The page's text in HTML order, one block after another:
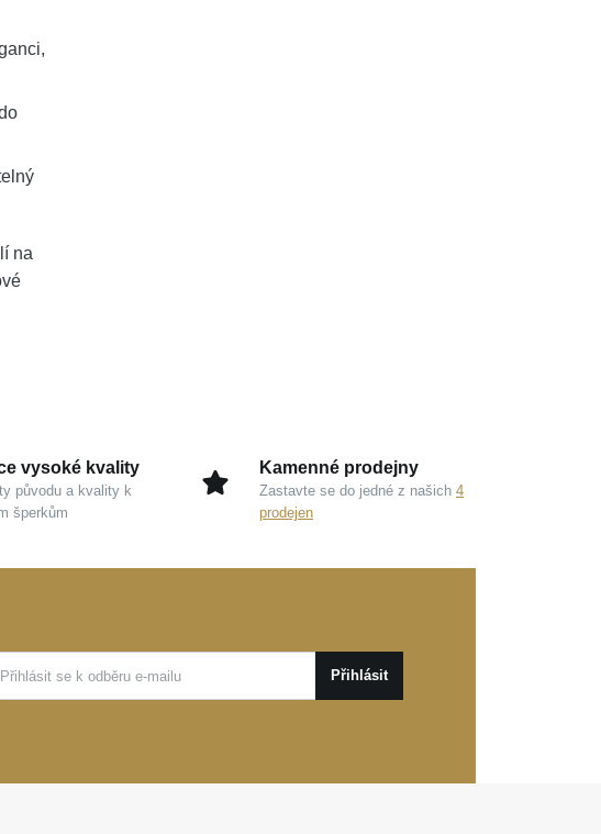
na
vysoké kvality
původu a kvality k
šperkům
Kamenné prodejny
Zastavte se do jedné z našich 4
prodejen
Přihlásit